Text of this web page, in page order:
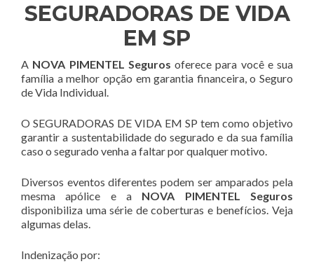
SEGURADORAS DE VIDA
EM SP
A NOVA PIMENTEL Seguros oferece para você e sua
família a melhor opção em garantia financeira, o Seguro
de Vida Individual.
O SEGURADORAS DE VIDA EM SP tem como objetivo
garantir a sustentabilidade do segurado e da sua família
caso o segurado venha a faltar por qualquer motivo.
Diversos eventos diferentes podem ser amparados pela
mesma apólice e a NOVA PIMENTEL Seguros
disponibiliza uma série de coberturas e benefícios. Veja
algumas delas.
Indenização por: